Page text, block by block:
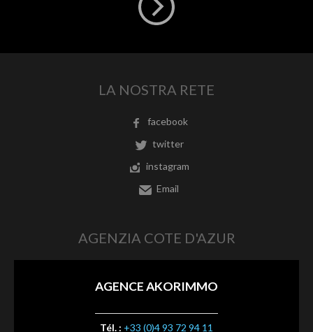
LA NOSTRA RETE
facebook
twitter
instagram
Email
AGENZIA COTE D'AZUR
AGENCE AKORIMMO
Tél. : +33 (0)4 93 72 94 11